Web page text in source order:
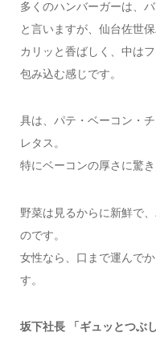
多くのハンバーガーは、
と言いますが、仙台佐世
カリッと香ばしく、中は
包み込む感じです。
具は、パテ・ベーコン・
レタス。
特にベーコンの厚さに驚き
野菜は見るからに新鮮で
のです。
女性なら、口まで運んで
す。
坂下社長 「ギュッとつぶ